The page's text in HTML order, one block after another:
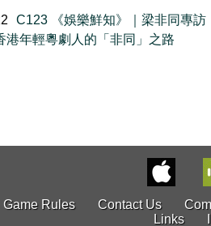
C123 《娛樂鮮知》｜梁非同專訪
港年輕粵劇人的「非同」之路
Game Rules Contact Us
Links